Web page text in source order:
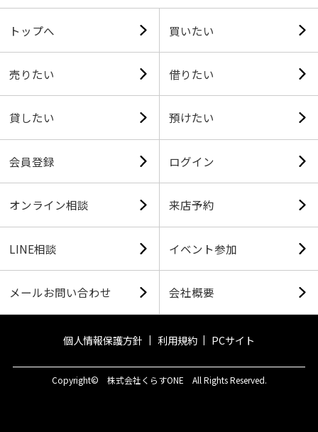
トップへ 買いたい
売りたい 借りたい
貸したい 預けたい
会員登録 ログイン
オンライン相談 来店予約
LINE相談 イベント参加
メールお問い合わせ 会社概要
個人情報保護方針 利用規約 PCサイト
Copyright© 株式会社くらすONE All Rights Reserved.